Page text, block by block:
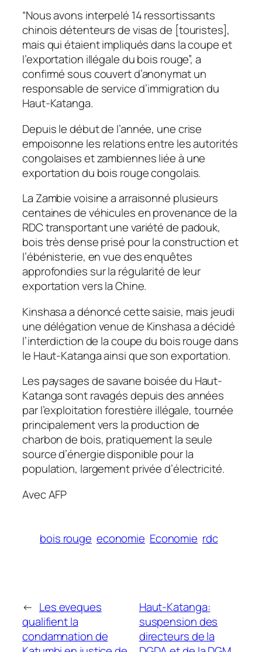
“Nous avons interpelé 14 ressortissants
chinois détenteurs de visas de [touristes],
mais qui étaient impliqués dans la coupe et
l’exportation illégale du bois rouge”, a
confirmé sous couvert d’anonymat un
responsable de service d’immigration du
Haut-Katanga.
Depuis le début de l’année, une crise
empoisonne les relations entre les autorités
congolaises et zambiennes liée à une
exportation du bois rouge congolais.
La Zambie voisine a arraisonné plusieurs
centaines de véhicules en provenance de la
RDC transportant une variété de padouk,
bois très dense prisé pour la construction et
l’ébénisterie, en vue des enquêtes
approfondies sur la régularité de leur
exportation vers la Chine.
Kinshasa a dénoncé cette saisie, mais jeudi
une délégation venue de Kinshasa a décidé
l’interdiction de la coupe du bois rouge dans
le Haut-Katanga ainsi que son exportation.
Les paysages de savane boisée du Haut-
Katanga sont ravagés depuis des années
par l’exploitation forestière illégale, tournée
principalement vers la production de
charbon de bois, pratiquement la seule
source d’énergie disponible pour la
population, largement privée d’électricité.
Avec AFP
bois rouge economie Economie rdc
← Les eveques
qualifient la
condamnation de
Haut-Katanga:
suspension des
directeurs de la